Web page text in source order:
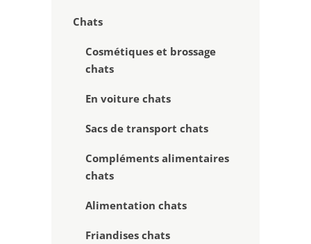
Chats
Cosmétiques et brossage
chats
En voiture chats
Sacs de transport chats
Compléments alimentaires
chats
Alimentation chats
Friandises chats